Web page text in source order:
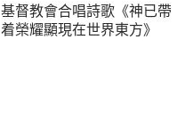
基督教會合唱詩歌《神已帶
着榮耀顯現在世界東方》